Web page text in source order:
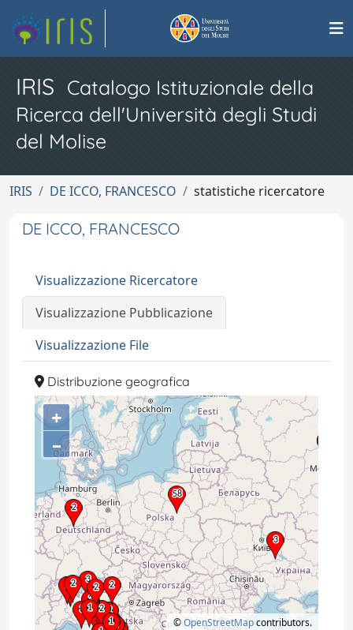
IRIS Catalogo Istituzionale della
Ricerca dell'Università degli Studi
del Molise
IRIS DE ICCO, FRANCESCO statistiche ricercatore
DE ICCO, FRANCESCO
Visualizzazione Ricercatore
Visualizzazione Pubblicazione
Visualizzazione File
Distribuzione geografica
+
–
©OpenStreetMapcontributors.